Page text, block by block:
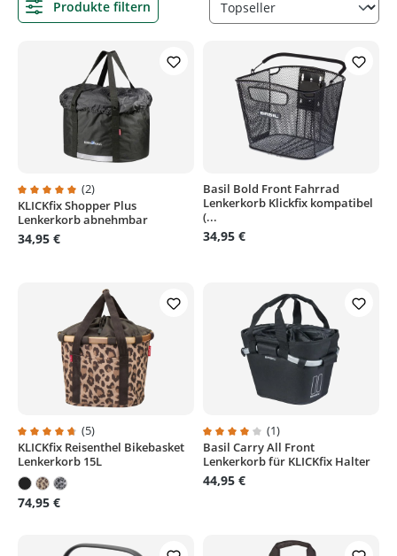
Produkte filtern
Durchschnittliche Bewertung von 5 von 5 Sternen
(2)
KLICKfix Shopper Plus
Lenkerkorb abnehmbar
34,95 €
Basil Bold Front Fahrrad
Lenkerkorb Klickfix kompatibel
(...
34,95 €
Durchschnittliche Bewertung von 4.8 von 5 Sternen
(5)
KLICKfix Reisenthel Bikebasket
Lenkerkorb 15L
74,95 €
Durchschnittliche Bewertung
(1)
Basil Carry All Front
Lenkerkorb für KLICKfix Halter
44,95 €